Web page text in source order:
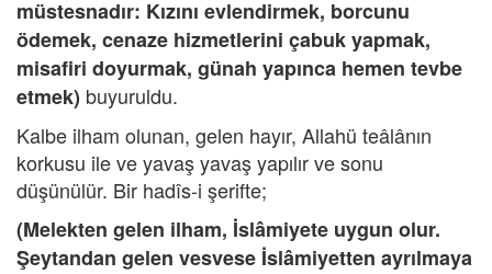
müstesnadır: Kızını evlendirmek, borcunu
ödemek, cenaze hizmetlerini çabuk yapmak,
misafiri doyurmak, günah yapınca hemen tevbe
etmek) buyuruldu.
Kalbe ilham olunan, gelen hayır, Allahü teâlânın
korkusu ile ve yavaş yavaş yapılır ve sonu
düşünülür. Bir hadîs-i şerifte;
(Melekten gelen ilham, İslâmiyete uygun olur.
Şeytandan gelen vesvese İslâmiyetten ayrılmaya